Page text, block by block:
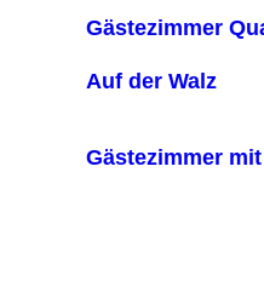
Gästezimmer
Auf der Walz
Gästezimmer